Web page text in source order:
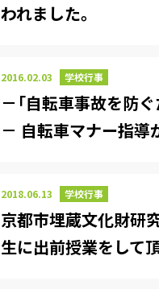
われました。
2016.02.03 学校行事
－「自転車事故を防ぐ
－ 自転車マナー指導
2018.06.13 学校行事
京都市埋蔵文化財研
生に出前授業をして